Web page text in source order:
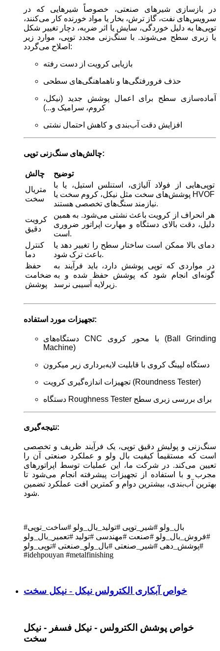
در بازسازی شیرهای صنعتی، خصوصاً شیرهایی که در
سرویس‌های نفت، گاز ترش، بخار یا مواد خورنده کار می‌کنند،
توپی‌ها به دلیل خوردگی، سایش یا اثر ضربه، دچار تغییر شکل
یا زبری سطح می‌شوند. با سنگ‌زنی مجدد توپی، موارد زیر
اصلاح می‌گردد:
بازیابی کرویت از دست رفته
حذف فرورفتگی‌ها و ناهماهنگی‌های سطحی
آماده‌سازی سطح برای اعمال پوشش جدید (نیکل،
کروم، سرامیک و...)
افزایش دقت آب‌بندی و کاهش احتمال نشتی
چالش‌های سنگ‌زنی توپی:
چالش
توضیح
متریال
سخت
توپی‌هایی از فولاد آلیاژی، استنلس استیل، یا با
پوشش‌های سخت مثل نیکل، کروم سخت یا HVOF
نیازمند سنگ‌های تخصصی هستند.
کرویت
دقیق
هر انحراف از کرویت باعث نشتی می‌شود. به همین
دلیل، دقت بالای دستگاه و مهارت اپراتور ضروری
است.
کنترل
دما
دمای بالا ممکن است ساختار سطح را تغییر دهد یا
باعث ترک شود.
حفظ
ضخامت
پوشش
در مواردی که توپی پوشش دارد، باید فرآیند به
گونه‌ای انجام شود که پوشش حفظ شده و به
زیرلایه آسیبی نرسد.
تجهیزات مورد استفاده:
دستگاه‌های CNC با محور کروی (Ball Grinding
Machine)
دستگاه لپینگ کروی با قابلیت لایه‌برداری زیر میکرون
تجهیزات اندازه‌گیری کرویت (Roundness Tester)
دستگاه Roughness Tester برای بررسی زبری سطح
نتیجه‌گیری:
سنگ‌زنی و پولیش دقیق توپی، یک فرآیند ظریف و تخصصی
است که مستقیماً کیفیت بال ولو و عملکرد صنعتی آن را
تعیین می‌کند. در شرکت ما، این عملیات توسط اپراتورهای
مجرب و با استفاده از تجهیزات پیشرفته انجام می‌شود تا
بهترین آب‌بندی، بیشترین دوام و کمترین افت عملکرد تضمین
شود.
#بال_ولو #شیر_توپی #تولید_بال_ولو #ساخت_توپی
#فروش_بال_ولو #صنعت #مهندسی #تولید #تعمیر_بال_ولو
#پوشش_دهی #شیر_صنعتی #بال_ولو_صنعتی #توپی_ولو
#idehpouyan #metalfinishing
خواص آبکاری الکترولس نیکل - نیکل سخت
خواص پوشش الکترولس - نیکل فسفر - نیکل
سخت